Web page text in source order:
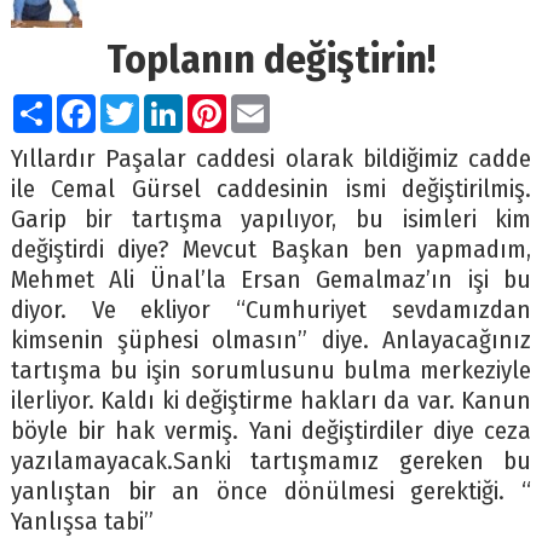
Toplanın değiştirin!
PaylaşFacebook
TwitterLinkedIn
Pinterest
Email
Yıllardır Paşalar caddesi olarak bildiğimiz cadde
ile Cemal Gürsel caddesinin ismi değiştirilmiş.
Garip bir tartışma yapılıyor, bu isimleri kim
değiştirdi diye? Mevcut Başkan ben yapmadım,
Mehmet Ali Ünal’la Ersan Gemalmaz’ın işi bu
diyor. Ve ekliyor “Cumhuriyet sevdamızdan
kimsenin şüphesi olmasın” diye. Anlayacağınız
tartışma bu işin sorumlusunu bulma merkeziyle
ilerliyor. Kaldı ki değiştirme hakları da var. Kanun
böyle bir hak vermiş. Yani değiştirdiler diye ceza
yazılamayacak.Sanki tartışmamız gereken bu
yanlıştan bir an önce dönülmesi gerektiği. “
Yanlışsa tabi”